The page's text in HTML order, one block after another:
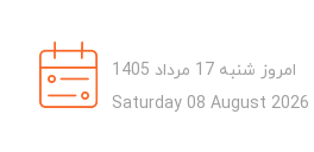
امروز شنبه 17 مرداد 1405
Saturday 08 August 2026